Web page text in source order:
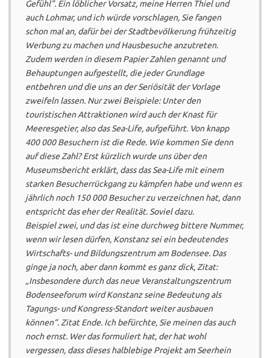
Gefühl“. Ein löblicher Vorsatz, meine Herren Thiel und
auch Lohmar, und ich würde vorschlagen, Sie fangen
schon mal an, dafür bei der Stadtbevölkerung frühzeitig
Werbung zu machen und Hausbesuche anzutreten.
Zudem werden in diesem Papier Zahlen genannt und
Behauptungen aufgestellt, die jeder Grundlage
entbehren und die uns an der Seriösität der Vorlage
zweifeln lassen. Nur zwei Beispiele: Unter den
touristischen Attraktionen wird auch der Knast für
Meeresgetier, also das Sea-Life, aufgeführt. Von knapp
400 000 Besuchern ist die Rede. Wie kommen Sie denn
auf diese Zahl? Erst kürzlich wurde uns über den
Museumsbericht erklärt, dass das Sea-Life mit einem
starken Besucherrückgang zu kämpfen habe und wenn es
jährlich noch 150 000 Besucher zu verzeichnen hat, dann
entspricht das eher der Realität. Soviel dazu.
Beispiel zwei, und das ist eine durchweg bittere Nummer,
wenn wir lesen dürfen, Konstanz sei ein bedeutendes
Wirtschafts- und Bildungszentrum am Bodensee. Das
ginge ja noch, aber dann kommt es ganz dick, Zitat:
„Insbesondere durch das neue Veranstaltungszentrum
Bodenseeforum wird Konstanz seine Bedeutung als
Tagungs- und Kongress-Standort weiter ausbauen
können“. Zitat Ende. Ich befürchte, Sie meinen das auch
noch ernst. Wer das formuliert hat, der hat wohl
vergessen, dass dieses halblebige Projekt am Seerhein